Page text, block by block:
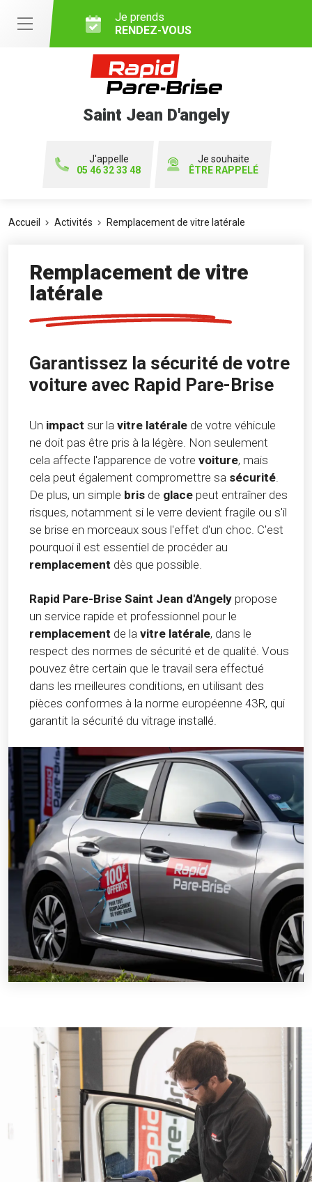
Je prends
RENDEZ-VOUS
Saint Jean D'angely
J'appelle
05 46 32 33 48
Je souhaite
ÊTRE RAPPELÉ
Accueil Activités Remplacement de vitre latérale
Remplacement de vitre
latérale
Garantissez la sécurité de votre
voiture avec Rapid Pare-Brise
Un impact sur la vitre latérale de votre véhicule
ne doit pas être pris à la légère. Non seulement
cela affecte l'apparence de votre voiture, mais
cela peut également compromettre sa sécurité.
De plus, un simple bris de glace peut entraîner des
risques, notamment si le verre devient fragile ou s'il
se brise en morceaux sous l'effet d'un choc. C'est
pourquoi il est essentiel de procéder au
remplacement dès que possible.
Rapid Pare-Brise Saint Jean d'Angely propose
un service rapide et professionnel pour le
remplacement de la vitre latérale, dans le
respect des normes de sécurité et de qualité. Vous
pouvez être certain que le travail sera effectué
dans les meilleures conditions, en utilisant des
pièces conformes à la norme européenne 43R, qui
garantit la sécurité du vitrage installé.